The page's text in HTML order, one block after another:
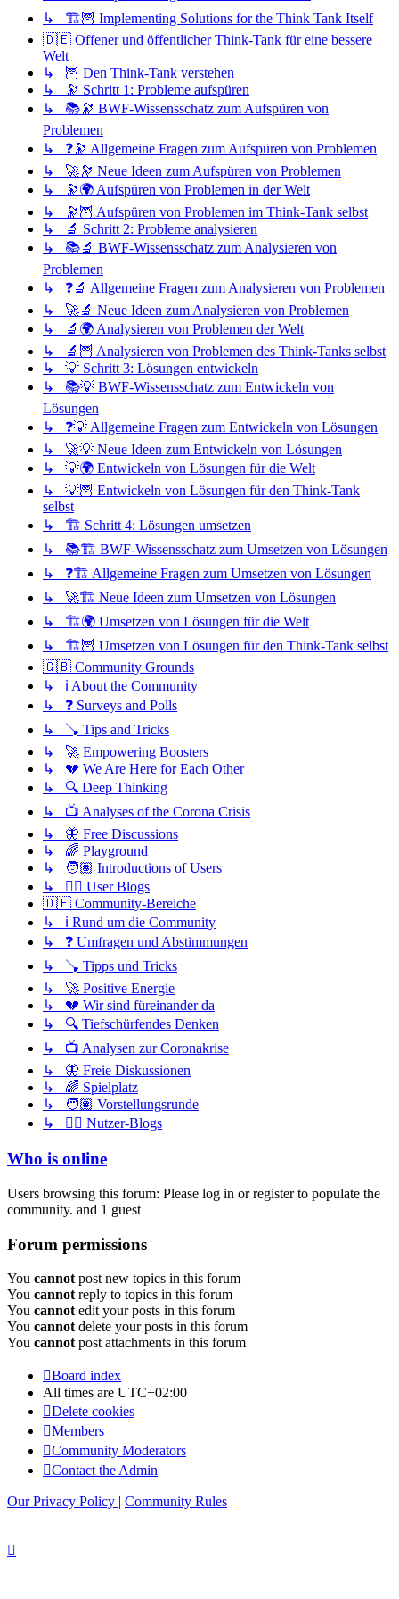
↳ 🏗️🦉 Implementing Solutions for the Think Tank Itself
🇩🇪 Offener und öffentlicher Think-Tank für eine bessere
Welt
↳ 🦉 Den Think-Tank verstehen
↳ 🔭 Schritt 1: Probleme aufspüren
↳ 📚🔭 BWF-Wissensschatz zum Aufspüren von
Problemen
↳ ❓🔭 Allgemeine Fragen zum Aufspüren von Problemen
↳ 🚀🔭 Neue Ideen zum Aufspüren von Problemen
↳ 🔭🌍 Aufspüren von Problemen in der Welt
↳ 🔭🦉 Aufspüren von Problemen im Think-Tank selbst
↳ 🔬 Schritt 2: Probleme analysieren
↳ 📚🔬 BWF-Wissensschatz zum Analysieren von
Problemen
↳ ❓🔬 Allgemeine Fragen zum Analysieren von Problemen
↳ 🚀🔬 Neue Ideen zum Analysieren von Problemen
↳ 🔬🌍 Analysieren von Problemen der Welt
↳ 🔬🦉 Analysieren von Problemen des Think-Tanks selbst
↳ 💡 Schritt 3: Lösungen entwickeln
↳ 📚💡 BWF-Wissensschatz zum Entwickeln von
Lösungen
↳ ❓💡 Allgemeine Fragen zum Entwickeln von Lösungen
↳ 🚀💡 Neue Ideen zum Entwickeln von Lösungen
↳ 💡🌍 Entwickeln von Lösungen für die Welt
↳ 💡🦉 Entwickeln von Lösungen für den Think-Tank
selbst
↳ 🏗️ Schritt 4: Lösungen umsetzen
↳ 📚🏗️ BWF-Wissensschatz zum Umsetzen von Lösungen
↳ ❓🏗️ Allgemeine Fragen zum Umsetzen von Lösungen
↳ 🚀🏗️ Neue Ideen zum Umsetzen von Lösungen
↳ 🏗️🌍 Umsetzen von Lösungen für die Welt
↳ 🏗️🦉 Umsetzen von Lösungen für den Think-Tank selbst
🇬🇧 Community Grounds
↳ ℹ️ About the Community
↳ ❓ Surveys and Polls
↳ 🪠 Tips and Tricks
↳ 🚀 Empowering Boosters
↳ 💔 We Are Here for Each Other
↳ 🔍 Deep Thinking
↳ 📺 Analyses of the Corona Crisis
↳ 🦋 Free Discussions
↳ 🌈 Playground
↳ 🧑🏽 Introductions of Users
↳ ✍🏽 User Blogs
🇩🇪 Community-Bereiche
↳ ℹ️ Rund um die Community
↳ ❓ Umfragen und Abstimmungen
↳ 🪠 Tipps und Tricks
↳ 🚀 Positive Energie
↳ 💔 Wir sind füreinander da
↳ 🔍 Tiefschürfendes Denken
↳ 📺 Analysen zur Coronakrise
↳ 🦋 Freie Diskussionen
↳ 🌈 Spielplatz
↳ 🧑🏽 Vorstellungsrunde
↳ ✍🏽 Nutzer-Blogs
Who is online
Users browsing this forum: Please log in or register to populate the
community. and 1 guest
Forum permissions
You cannot post new topics in this forum
You cannot reply to topics in this forum
You cannot edit your posts in this forum
You cannot delete your posts in this forum
You cannot post attachments in this forum
Board index
All times are UTC+02:00
Delete cookies
Members
Community Moderators
Contact the Admin
Our Privacy Policy | Community Rules